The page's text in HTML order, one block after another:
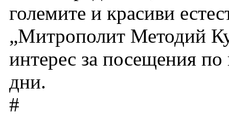
големите и красиви
„Митрополит Методий
интерес за посещения
дни.
#